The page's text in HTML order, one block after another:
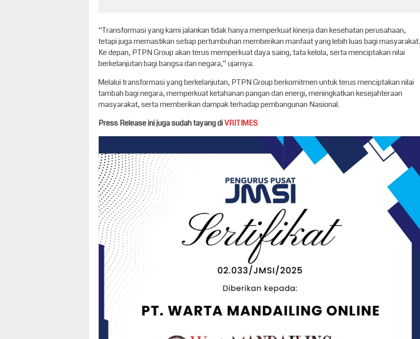
“Transformasi yang kami jalankan tidak hanya memperkuat kinerja dan kesehatan perusahaan,
tetapi juga memastikan setiap pertumbuhan memberikan manfaat yang lebih luas bagi masyarakat.
Ke depan, PTPN Group akan terus memperkuat daya saing, tata kelola, serta menciptakan nilai
berkelanjutan bagi bangsa dan negara,” ujarnya.
Melalui transformasi yang berkelanjutan, PTPN Group berkomitmen untuk terus menciptakan nilai
tambah bagi negara, memperkuat ketahanan pangan dan energi, meningkatkan kesejahteraan
masyarakat, serta memberikan dampak terhadap pembangunan Nasional.
Press Release ini juga sudah tayang diVRITIMES